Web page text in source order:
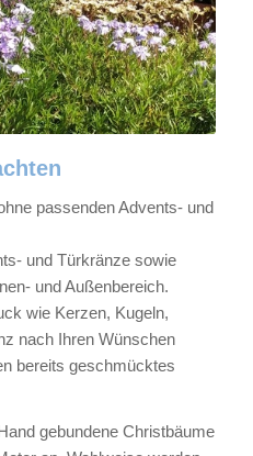
passenden Advents- und
und Türkränze sowie
und Außenbereich.
wie Kerzen, Kugeln,
nach Ihren Wünschen
bereits geschmücktes
gebundene Christbäume